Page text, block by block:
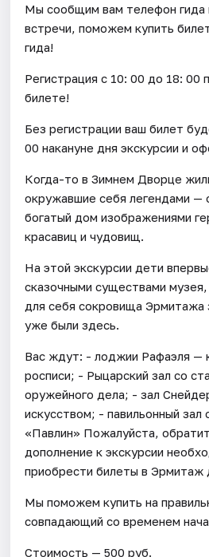
Мы сообщим вам телефон гида
встречи, поможем купить
гида!
Регистрация с 10: 00 до 18: 00
билете!
Без регистрации ваш билет
00 накануне дня экскурсии и
Когда-то в Зимнем Дворце
окружавшие себя легендами —
богатый дом изображениями
красавиц и чудовищ.
На этой экскурсии дети
сказочными существами
для себя сокровища Эрмитажа
уже были здесь.
Вас ждут: - лоджии Рафаэля —
росписи; - Рыцарский зал со
оружейного дела; - зал
искусством; - павильонный зал
«Павлин» Пожалуйста,
дополнение к экскурсии
приобрести билеты в Эрмитаж
Мы поможем купить на
совпадающий со временем
Стоимость — 500 руб.